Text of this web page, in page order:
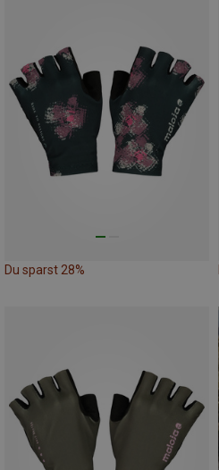
Du sparst 28%